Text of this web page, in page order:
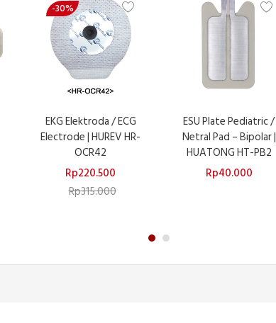
-30%
EKG Elektroda / ECG
Electrode | HUREV HR-
OCR42
Rp220.500
Rp315.000
ESU Plate Pediatric /
Netral Pad – Bipolar |
HUATONG HT-PB2
Rp40.000